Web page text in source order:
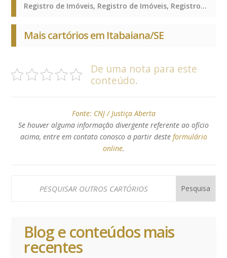
Registro de Imóveis, Registro de Imóveis, Registro de Imóveis
Mais cartórios em Itabaiana/SE
De uma nota para este
conteúdo.
Fonte: CNJ / Justiça Aberta
Se houver alguma informação divergente referente ao ofício
acima, entre em contato conosco a partir deste formulário
online.
Blog e conteúdos mais
recentes